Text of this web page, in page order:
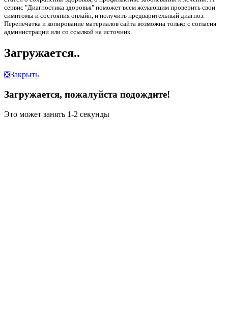
сервис "Диагностика здоровья" поможет всем желающим проверить свои
симптомы и состояния онлайн, и получить предварительный диагноз.
Перепечатка и копирование материалов сайта возможна только с согласия
администрации или со ссылкой на источник.
Загружается..
❎Закрыть
Загружается, пожалуйста подождите!
Это может занять 1-2 секунды